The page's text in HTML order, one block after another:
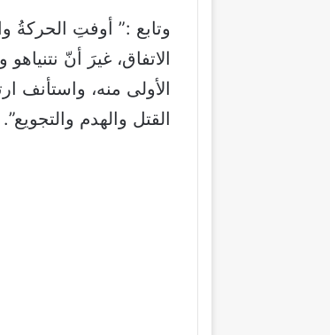
وتابع :” أوفتِ الحركةُ
الاتفاق، غيرَ أنّ
الأولى منه، واستأنف
القتل والهدم والتجويع”.